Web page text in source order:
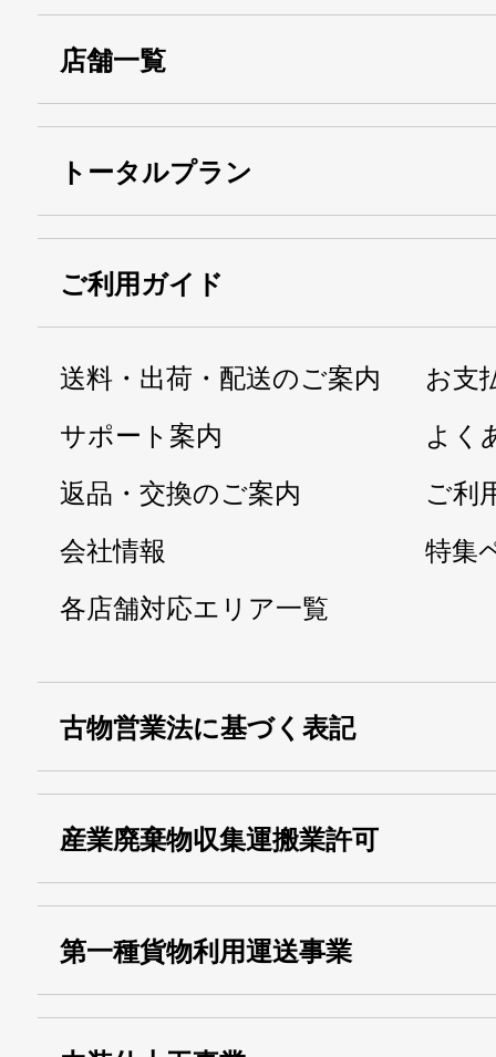
店舗一覧
トータルプラン
ご利用ガイド
送料・出荷・配送のご案内
お支
サポート案内
よく
返品・交換のご案内
ご利
会社情報
特集
各店舗対応エリア一覧
古物営業法に基づく表記
産業廃棄物収集運搬業許可
運搬業許可証番号：
13000155805
第一種貨物利用運送事業